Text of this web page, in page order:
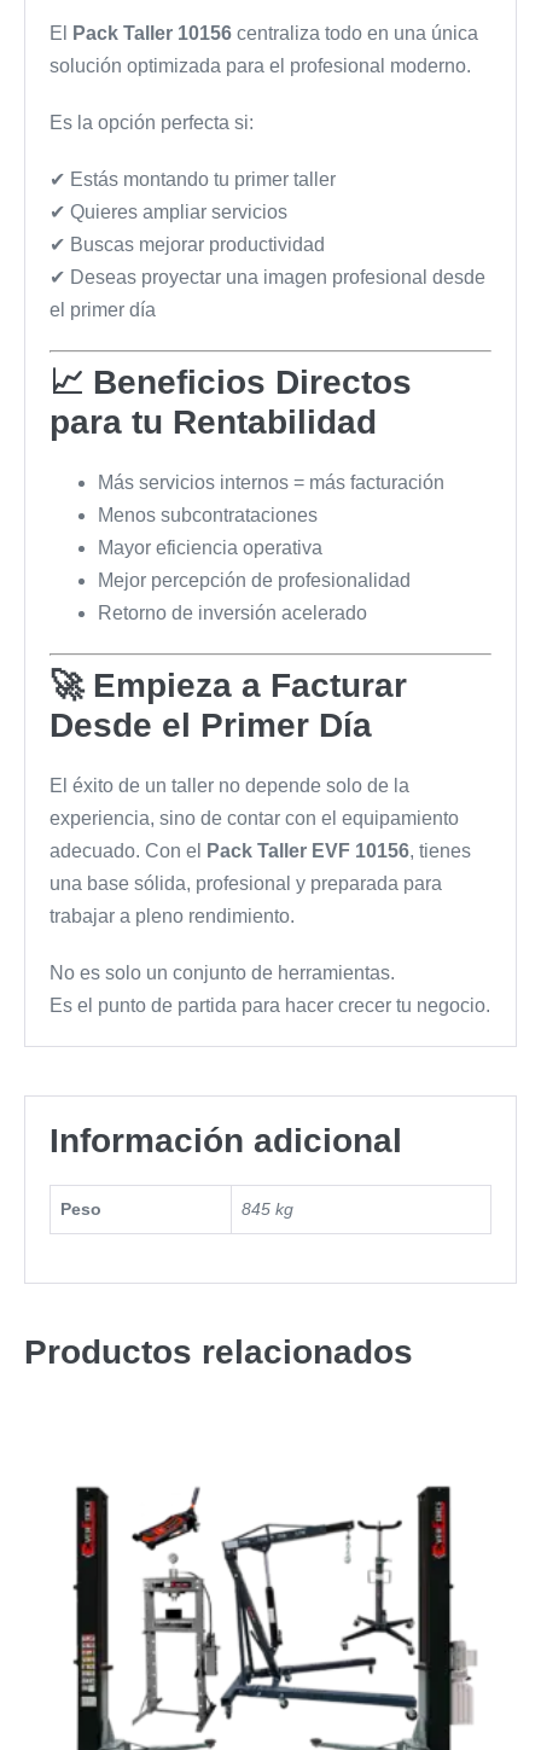
El Pack Taller 10156 centraliza todo en una única
solución optimizada para el profesional moderno.
Es la opción perfecta si:
✔ Estás montando tu primer taller
✔ Quieres ampliar servicios
✔ Buscas mejorar productividad
✔ Deseas proyectar una imagen profesional desde
el primer día
📈 Beneficios Directos
para tu Rentabilidad
Más servicios internos = más facturación
Menos subcontrataciones
Mayor eficiencia operativa
Mejor percepción de profesionalidad
Retorno de inversión acelerado
🚀 Empieza a Facturar
Desde el Primer Día
El éxito de un taller no depende solo de la
experiencia, sino de contar con el equipamiento
adecuado. Con el
Pack Taller EVF 10156, tienes
una base sólida, profesional y preparada para
trabajar a pleno rendimiento.
No es solo un conjunto de herramientas.
Es el punto de partida para hacer crecer tu negocio.
Información adicional
Peso 845 kg
Productos relacionados